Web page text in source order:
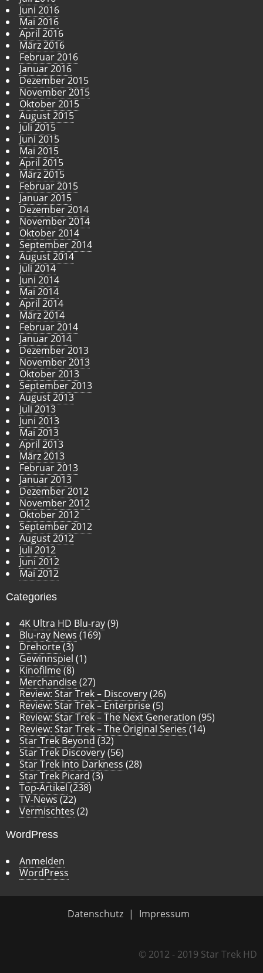
Juni 2016
Mai 2016
April 2016
März 2016
Februar 2016
Januar 2016
Dezember 2015
November 2015
Oktober 2015
August 2015
Juli 2015
Juni 2015
Mai 2015
April 2015
März 2015
Februar 2015
Januar 2015
Dezember 2014
November 2014
Oktober 2014
September 2014
August 2014
Juli 2014
Juni 2014
Mai 2014
April 2014
März 2014
Februar 2014
Januar 2014
Dezember 2013
November 2013
Oktober 2013
September 2013
August 2013
Juli 2013
Juni 2013
Mai 2013
April 2013
März 2013
Februar 2013
Januar 2013
Dezember 2012
November 2012
Oktober 2012
September 2012
August 2012
Juli 2012
Juni 2012
Mai 2012
Categories
4K Ultra HD Blu-ray(9)
Blu-ray News (169)
Drehorte(3)
Gewinnspiel (1)
Kinofilme(8)
Merchandise(27)
Review: Star Trek – Discovery(26)
Review: Star Trek – Enterprise(5)
Review: Star Trek – The Next Generation (95)
Review: Star Trek – The Original Series (14)
Star Trek Beyond (32)
Star Trek Discovery(56)
Star Trek Into Darkness (28)
Star Trek Picard (3)
Top-Artikel (238)
TV-News (22)
Vermischtes (2)
WordPress
Anmelden
WordPress
Datenschutz Impressum
© 2012 - 2019 Star Trek HD